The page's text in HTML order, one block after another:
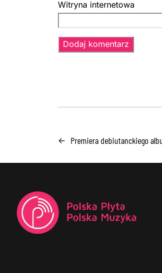
Witryna internetowa
← Premiera debiutanckiego